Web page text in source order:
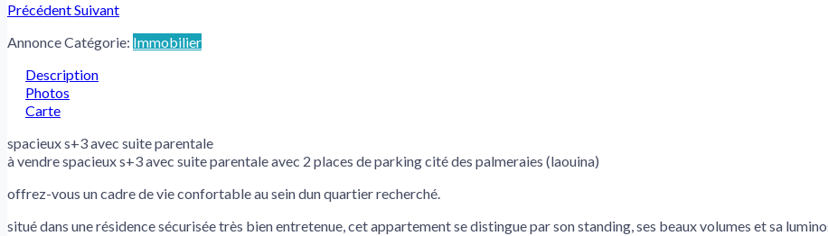
PrécédentSuivant
Annonce Catégorie: Immobilier
Description
Photos
Carte
spacieux s+3 avec suite parentale
à vendre spacieux s+3 avec suite parentale avec 2 places de parking cité des palmeraies (laouina)
offrez-vous un cadre de vie confortable au sein dun quartier recherché.
situé dans une résidence sécurisée très bien entretenue, cet appartement se distingue par son standing, ses beaux volumes et sa